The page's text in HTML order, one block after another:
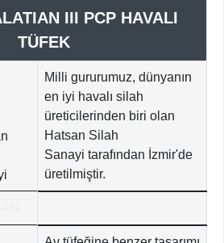
III PCP HAVALI
TÜFEK
Milli gururumuz, dünyanın
en iyi havalı silah
üreticilerinden biri olan
Hatsan Silah
Sanayi tarafından İzmir'de
üretilmiştir.